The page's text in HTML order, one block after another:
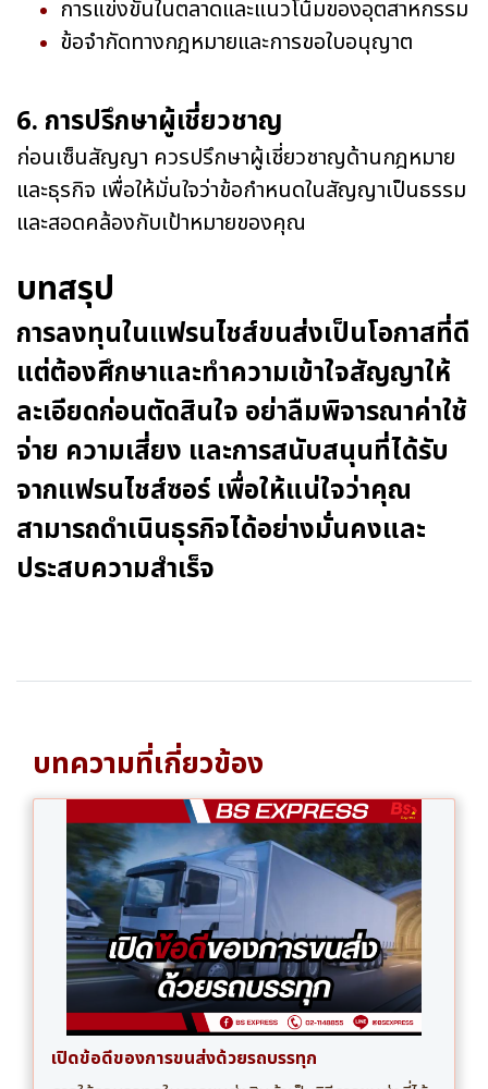
การแข่งขันในตลาดและแนวโน้มของอุตสาหกรรม
ข้อจำกัดทางกฎหมายและการขอใบอนุญาต
6. การปรึกษาผู้เชี่ยวชาญ
ก่อนเซ็นสัญญา ควรปรึกษาผู้เชี่ยวชาญด้านกฎหมาย
และธุรกิจ เพื่อให้มั่นใจว่าข้อกำหนดในสัญญาเป็นธรรม
และสอดคล้องกับเป้าหมายของคุณ
บทสรุป
การลงทุนในแฟรนไชส์ขนส่งเป็นโอกาสที่ดี
แต่ต้องศึกษาและทำความเข้าใจสัญญาให้
ละเอียดก่อนตัดสินใจ อย่าลืมพิจารณาค่าใช้
จ่าย ความเสี่ยง และการสนับสนุนที่ได้รับ
จากแฟรนไชส์ซอร์ เพื่อให้แน่ใจว่าคุณ
สามารถดำเนินธุรกิจได้อย่างมั่นคงและ
ประสบความสำเร็จ
บทความที่เกี่ยวข้อง
เปิดข้อดีของการขนส่งด้วยรถบรรทุก